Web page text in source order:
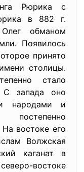
Рюрика с
в 882 г.
обманом
Появилось
принято
столицы.
стало
запада оно
народами и
востоке его
Волжская
каганат в
востоке